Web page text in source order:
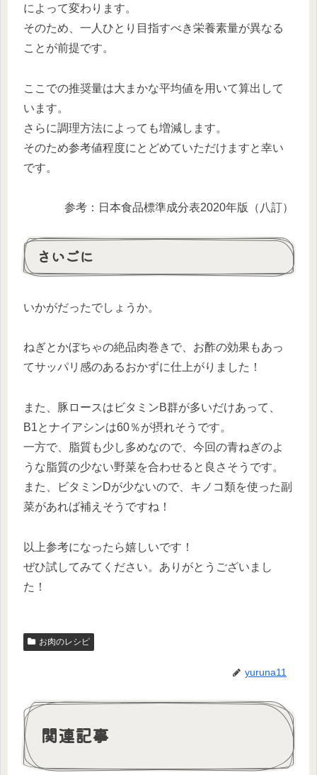
によって変わります。
そのため、一人ひとり目指すべき栄養素量が異なる
ことが前提です。
ここでの推奨量は大まかな平均値を用いて算出して
います。
さらに調理方法によっても増減します。
そのため参考値程度にとどめていただけますと幸い
です。
参考：日本食品標準成分表2020年版（八訂）
さいごに
いかがだったでしょうか。
ねぎとかぼちゃの絶品肉巻きで、お酢の効果もあっ
てサッパリ感のあるおかずに仕上がりました！
また、豚ロースはビタミンB群が多いだけあって、
B1とナイアシンは60％が摂れそうです。
一方で、脂質も少し多めなので、今回の青ねぎのよ
うな脂質の少ない野菜を合わせると良さそうです。
また、ビタミンDが少ないので、キノコ類を使った副
菜があれば補えそうですね！
以上参考になったら嬉しいです！
ぜひ試してみてください。ありがとうございまし
た！
お肉のレシピ
yuruna11
関連記事